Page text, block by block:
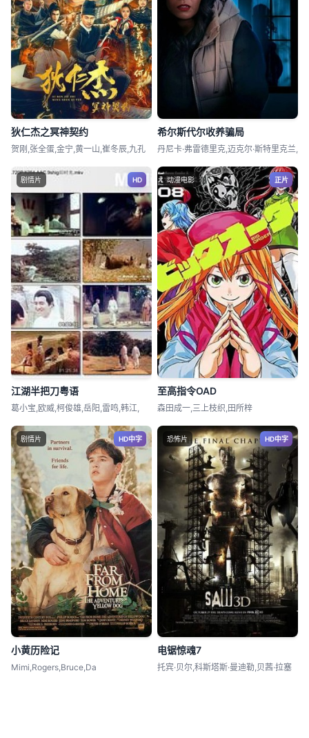
狄仁杰之冥神契约
贺刚,张全蛋,金宁,黄一山,崔冬辰,九孔
希尔斯代尔收养骗局
丹尼卡·弗雷德里克,迈克尔·斯特里克兰,
剧情片 HD
江湖半把刀粤语
葛小宝,欧威,柯俊雄,岳阳,雷鸣,韩江,
动漫电影 正片
至高指令OAD
森田成一,三上枝织,田所梓
剧情片 HD中字
小黄历险记
Mimi,Rogers,Bruce,Da
恐怖片 HD中字
电锯惊魂7
托宾·贝尔,科斯塔斯·曼迪勒,贝茜·拉塞